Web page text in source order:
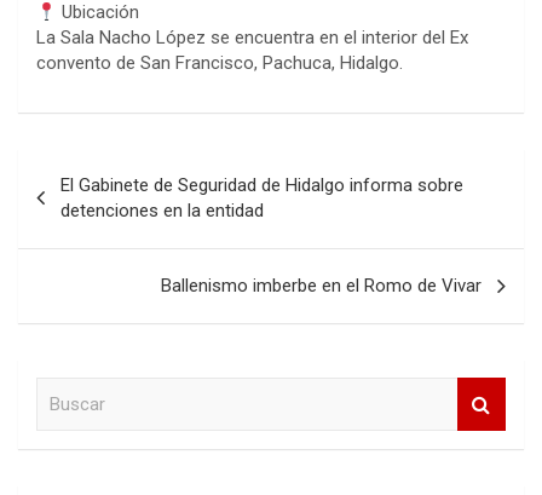
Ubicación
La Sala Nacho López se encuentra en el interior del Ex
convento de San Francisco, Pachuca, Hidalgo.
de
entradas
El Gabinete de Seguridad de Hidalgo informa sobre
detenciones en la entidad
Ballenismo imberbe en el Romo de Vivar